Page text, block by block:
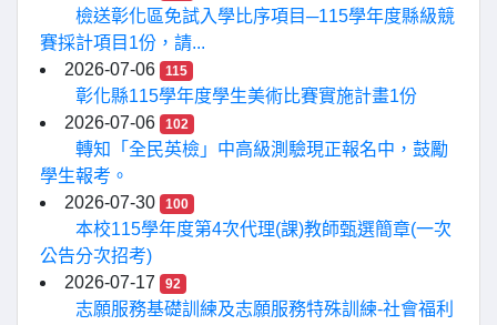
檢送彰化區免試入學比序項目─115學年度縣級競
賽採計項目1份，請...
2026-07-06
115
彰化縣115學年度學生美術比賽實施計畫1份
2026-07-06
102
轉知「全民英檢」中高級測驗現正報名中，鼓勵
學生報考。
2026-07-30
100
本校115學年度第4次代理(課)教師甄選簡章(一次
公告分次招考)
2026-07-17
92
志願服務基礎訓練及志願服務特殊訓練-社會福利